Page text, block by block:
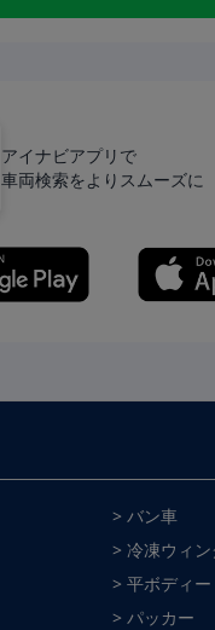
アイナビアプリで
車両検索をよりスムーズに
> バン車
> 冷凍ウィ
> 平ボディー
> パッカー